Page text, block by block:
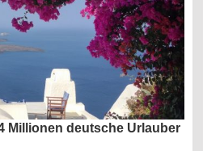
Millionen deutsche Urlauber